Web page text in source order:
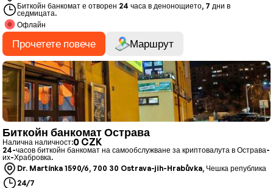
Биткойн банкомат е отворен 24 часа в денонощието, 7 дни в
седмицата.
Офлайн
Прочетете повече Маршрут
Биткойн банкомат Острава
Налична наличност:0 CZK
24-часов биткойн банкомат на самообслужване за криптовалута в Острава-
их-Храбровка.
Dr. Martínka 1590/6, 700 30 Ostrava-jih-Hrabůvka, Чешка република
24/7